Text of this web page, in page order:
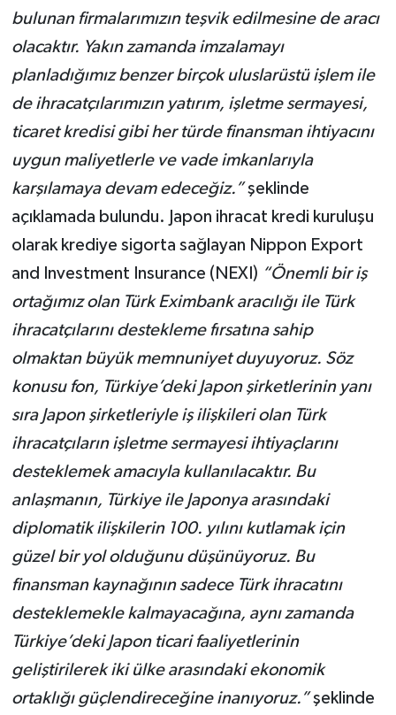
bulunan firmalarımızın teşvik edilmesine de aracı
olacaktır. Yakın zamanda imzalamayı
planladığımız benzer birçok uluslarüstü işlem ile
de ihracatçılarımızın yatırım, işletme sermayesi,
ticaret kredisi gibi her türde finansman ihtiyacını
uygun maliyetlerle ve vade imkanlarıyla
karşılamaya devam edeceğiz.”şeklinde
açıklamada bulundu. Japon ihracat kredi kuruluşu
olarak krediye sigorta sağlayan Nippon Export
and Investment Insurance (NEXI) “Önemli bir iş
ortağımız olan Türk Eximbank aracılığı ile Türk
ihracatçılarını destekleme fırsatına sahip
olmaktan büyük memnuniyet duyuyoruz. Söz
konusu fon, Türkiye’deki Japon şirketlerinin yanı
sıra Japon şirketleriyle iş ilişkileri olan Türk
ihracatçıların işletme sermayesi ihtiyaçlarını
desteklemek amacıyla kullanılacaktır. Bu
anlaşmanın, Türkiye ile Japonya arasındaki
diplomatik ilişkilerin 100. yılını kutlamak için
güzel bir yol olduğunu düşünüyoruz. Bu
finansman kaynağının sadece Türk ihracatını
desteklemekle kalmayacağına, aynı zamanda
Türkiye’deki Japon ticari faaliyetlerinin
geliştirilerek iki ülke arasındaki ekonomik
ortaklığı güçlendireceğine inanıyoruz.”şeklinde